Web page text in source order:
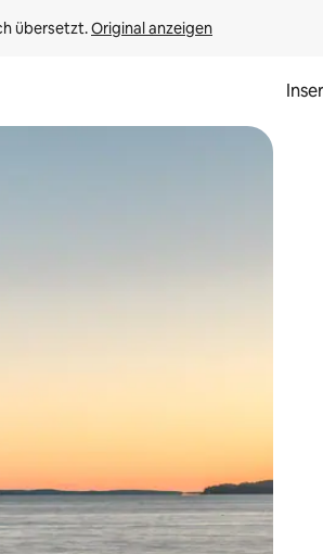
übersetzt. Original anzeigen
die Ergebnisse durch Berühren oder